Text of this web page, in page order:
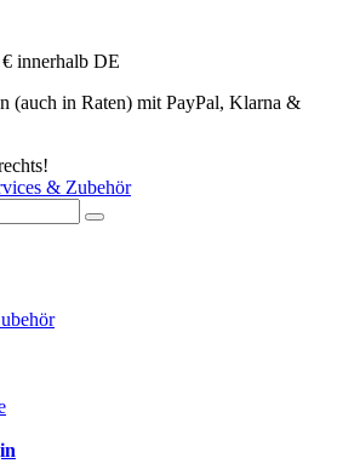
innerhalb DE
(auch in Raten) mit PayPal, Klarna &